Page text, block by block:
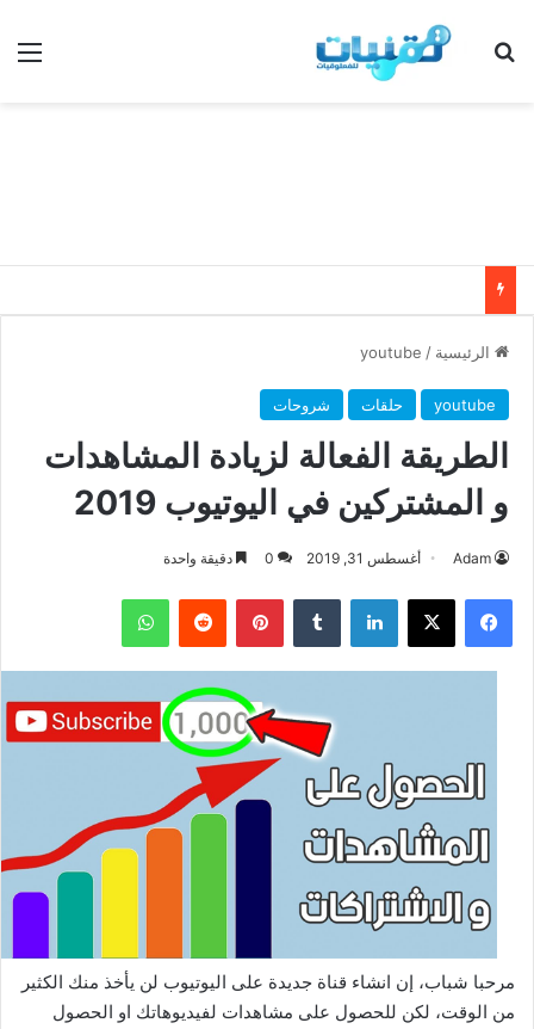
بحث عن
الرئيسية /
youtube
youtube حلقات شروحات
الطريقة الفعالة لزيادة المشاهدات
و المشتركين في اليوتيوب 2019
Adam أغسطس 31, 2019 0 دقيقة واحدة
فيسبوك ‫X لينكدإن بينتيريست واتساب
مرحبا شباب، إن انشاء قناة جديدة على اليوتيوب لن يأخذ منك الكثير
من الوقت، لكن للحصول على مشاهدات لفيديوهاتك او الحصول